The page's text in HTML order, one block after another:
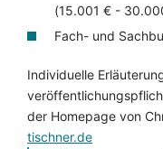
(15.001 € -
Fach- und
Individuelle
der Homepage von
tischner.de